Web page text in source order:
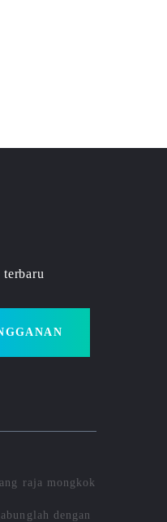
raja mongkok
dengan